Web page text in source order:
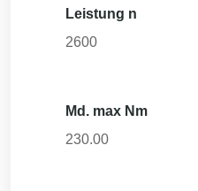
Leistung n
2600
Md. max Nm
230.00